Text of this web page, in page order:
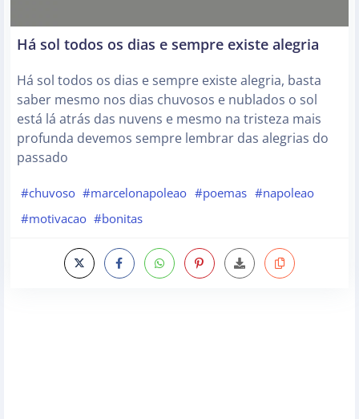
Há sol todos os dias e sempre existe alegria
Há sol todos os dias e sempre existe alegria, basta
saber mesmo nos dias chuvosos e nublados o sol
está lá atrás das nuvens e mesmo na tristeza mais
profunda devemos sempre lembrar das alegrias do
passado
#chuvoso #marcelonapoleao #poemas #napoleao
#motivacao #bonitas